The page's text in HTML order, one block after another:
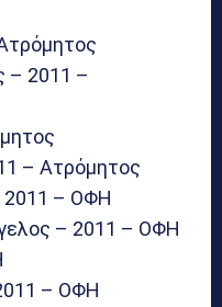
– 2011 –
– Ατρόμητος
2011 – ΟΦΗ
– 2011 – ΟΦΗ
– ΟΦΗ